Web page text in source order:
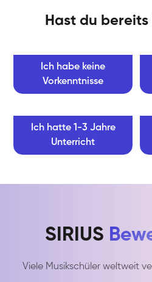
Hast du
Ich habe keine
Vorkenntnisse
Ich hatte 1-3 Jahre
Unterricht
SIRIUS
Viele Musikschüler weltweit